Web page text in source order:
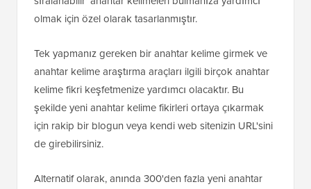
olmak için özel olarak tasarlanmıştır.
Tek yapmanız gereken bir anahtar kelime girmek ve
anahtar kelime araştırma araçları ilgili birçok anahtar
kelime fikri keşfetmenize yardımcı olacaktır. Bu
şekilde yeni anahtar kelime fikirleri ortaya çıkarmak
için rakip bir blogun veya kendi web sitenizin URL'sini
de girebilirsiniz.
Alternatif olarak, anında 300'den fazla yeni anahtar